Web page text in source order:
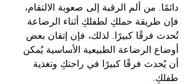
دائمًا. من ألم الرقبة إلى صعوبة الالتقام،
فإن طريقة حملكِ لطفلكِ أثناء الرضاعة
تُحدث فرقًا كبيرًا. لذلك، فإن إتقان بعض
أوضاع الرضاعة الطبيعية الأساسية يُمكن
أن يُحدث فرقًا كبيرًا في راحتكِ وتغذية
طفلكِ.